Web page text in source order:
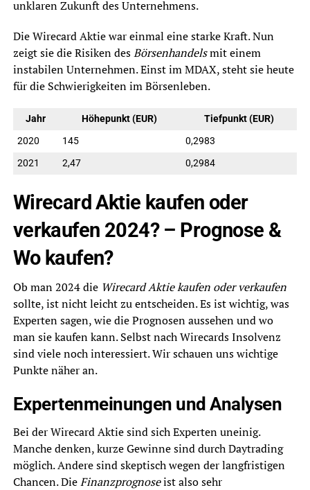
unklaren Zukunft des Unternehmens.
Die Wirecard Aktie war einmal eine starke Kraft. Nun
zeigt sie die Risiken desBörsenhandelsmit einem
instabilen Unternehmen. Einst im MDAX, steht sie heute
für die Schwierigkeiten im Börsenleben.
Jahr Höhepunkt (EUR)
Tiefpunkt (EUR)
2020
145
0,2983
2021
2,47 0,2984
Wirecard Aktie kaufen oder
verkaufen 2024? – Prognose &
Wo kaufen?
Ob man 2024 die Wirecard Aktie kaufen oder verkaufen
sollte, ist nicht leicht zu entscheiden. Es ist wichtig, was
Experten sagen, wie die Prognosen aussehen und wo
man sie kaufen kann. Selbst nach Wirecards Insolvenz
sind viele noch interessiert. Wir schauen uns wichtige
Punkte näher an.
Expertenmeinungen und Analysen
Bei der Wirecard Aktie sind sich Experten uneinig.
Manche denken, kurze Gewinne sind durch Daytrading
möglich. Andere sind skeptisch wegen der langfristigen
Chancen. DieFinanzprognoseist also sehr